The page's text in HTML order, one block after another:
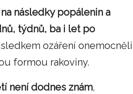
následky popálenin a
týdnů, ba i let po
ozáření onemocněli
formou rakoviny.
není dodnes znám,